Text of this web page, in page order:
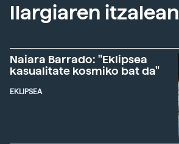
Ilargiaren itzalean
Naiara Barrado: "Eklipsea
kasualitate kosmiko bat da"
EKLIPSEA